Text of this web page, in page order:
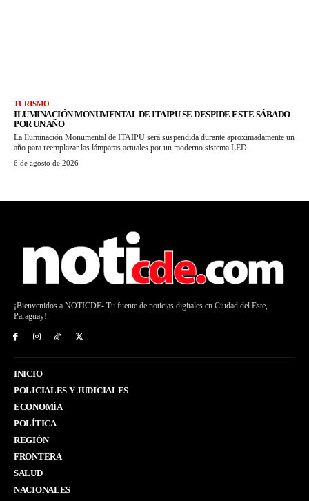
TURISMO
ILUMINACIÓN MONUMENTAL DE ITAIPU SE DESPIDE ESTE SÁBADO
POR UN AÑO
La Iluminación Monumental de ITAIPU será suspendida durante aproximadamente un
año para reemplazar las lámparas actuales por un moderno sistema LED.
6 de agosto de 2026
¡Bienvenidos a NOTICDE- Tu fuente de noticias digitales en Ciudad del Este,
Paraguay!.
INICIO
POLICIALES Y JUDICIALES
ECONOMÍA
POLÍTICA
REGIÓN
FRONTERA
SALUD
NACIONALES